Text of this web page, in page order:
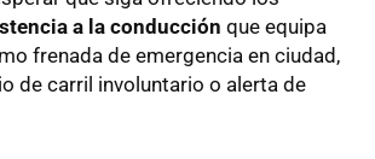
a la conducción que equipa
frenada de emergencia en ciudad,
de carril involuntario o alerta de